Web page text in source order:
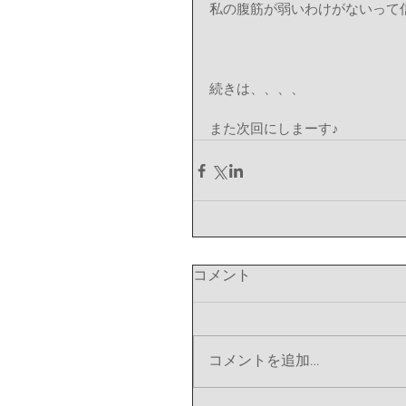
私の腹筋が弱いわけがないって
続きは、、、、
また次回にしまーす♪
コメント
コメントを追加…